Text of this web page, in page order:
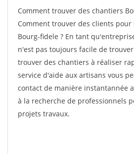
Comment trouver des chantiers
Comment trouver des clients
Bourg-fidele ? En tant
n'est pas toujours facile de
trouver des chantiers à réaliser
service d'aide aux artisans vous
contact de manière instantannée
à la recherche de professionnels
projets travaux.